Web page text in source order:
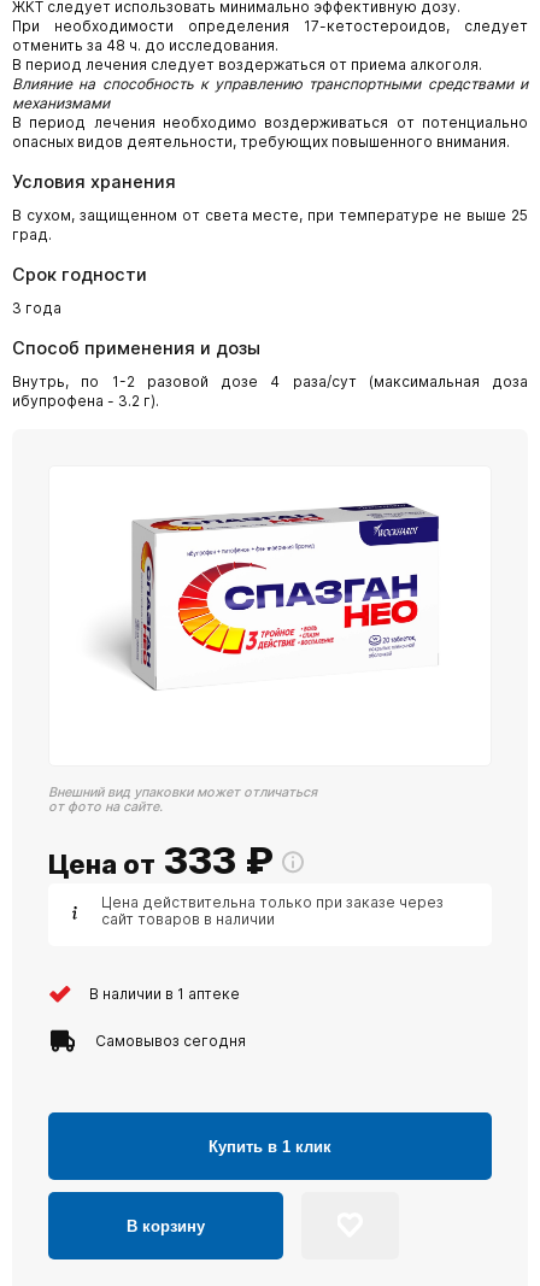
ЖКТ следует использовать минимально эффективную дозу.
При необходимости определения 17-кетостероидов, следует
отменить за 48 ч. до исследования.
В период лечения следует воздержаться от приема алкоголя.
Влияние на способность к управлению транспортными средствами и
механизмами
В период лечения необходимо воздерживаться от потенциально
опасных видов деятельности, требующих повышенного внимания.
Условия хранения
В сухом, защищенном от света месте, при температуре не выше 25
град.
Срок годности
3 года
Способ применения и дозы
Внутрь, по 1-2 разовой дозе 4 раза/сут (максимальная доза
ибупрофена - 3.2 г).
Внешний вид упаковки может отличаться
от фото на сайте.
Цена от 333 ₽
Цена действительна только при заказе через
сайт товаров в наличии
В наличии в 1 аптеке
Самовывоз сегодня
Купить в 1 клик
В корзину